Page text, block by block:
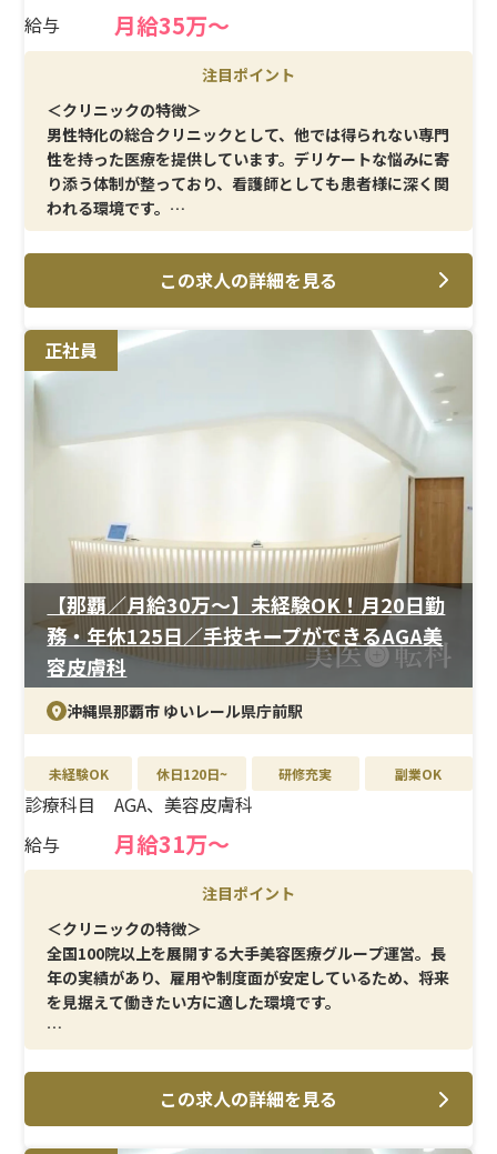
給与
月給35万〜
注目ポイント
＜クリニックの特徴＞
男性特化の総合クリニックとして、他では得られない専門
性を持った医療を提供しています。デリケートな悩みに寄
り添う体制が整っており、看護師としても患者様に深く関
われる環境です。
＜メイン施術＞
医師の治療介助を中心に、採血・注射・点滴などの基本
的な看護業務や処置室管理を担当。一般診療では得られ
ない知識・技術を実務を通じて学べるチャンスがありま
す。
入職後は先輩スタッフによるOJTで実務を学べるため、
美容・泌尿器科領域が未経験でも安心。経験を積むごと
に幅広い業務を任され、専門性を高めることができます。
＜待遇＞
高水準の給与に加え、社員割引制度や各種祝い金など福
利厚生が豊富。年間休日125日以上とお休みもしっかり確
保できるため、無理なく長期的にキャリアを築ける環境
です。
この求人の詳細を見る
正社員
【那覇／月給30万〜】未経験OK！月20日勤
務・年休125日／手技キープができるAGA美
容皮膚科
沖縄県那覇市 ゆいレール県庁前駅
未経験OK 休日120日~ 研修充実 副業OK
診療科目
AGA、美容皮膚科
給与
月給31万〜
注目ポイント
＜クリニックの特徴＞
全国100院以上を展開する大手美容医療グループ運営。長
年の実績があり、雇用や制度面が安定しているため、将来
を見据えて働きたい方に適した環境です。
＜メイン施術＞
AGA治療・美容皮膚科を中心に、採血・点滴・患者様対
応など看護業務全般を担当。業務内容が安定しており、過
度な負担はありません。
この求人の詳細を見る